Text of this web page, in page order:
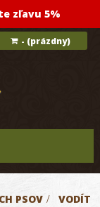
zľavu 5%
- (prázdny)
PSOV >
VODÍT